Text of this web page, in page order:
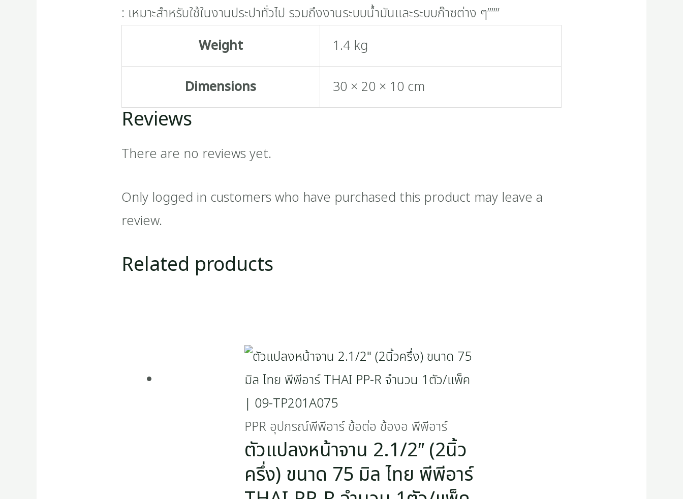
: เหมาะสำหรับใช้ในงานประปาทั่วไป รวมถึงงานระบบน้ำมันและระบบก๊าซต่าง ๆ”””
Weight
1.4 kg
Dimensions 30 × 20 × 10 cm
Reviews
There are no reviews yet.
Only logged in customers who have purchased this product may leave a
review.
Related products
PPR อุปกรณ์พีพีอาร์ ข้อต่อ ข้องอ พีพีอาร์
ตัวแปลงหน้าจาน 2.1/2″ (2นิ้ว
ครึ่ง) ขนาด 75 มิล ไทย พีพีอาร์